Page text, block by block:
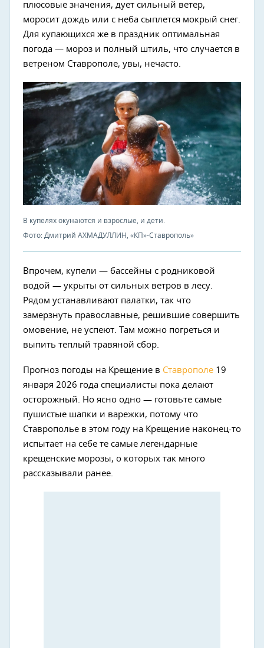
плюсовые значения, дует сильный ветер,
моросит дождь или с неба сыплется мокрый снег.
Для купающихся же в праздник оптимальная
погода — мороз и полный штиль, что случается в
ветреном Ставрополе, увы, нечасто.
В купелях окунаются и взрослые, и дети.
Фото: Дмитрий АХМАДУЛЛИН, «КП»-Ставрополь»
Впрочем, купели — бассейны с родниковой
водой — укрыты от сильных ветров в лесу.
Рядом устанавливают палатки, так что
замерзнуть православные, решившие совершить
омовение, не успеют. Там можно погреться и
выпить теплый травяной сбор.
Прогноз погоды на Крещение в Ставрополе 19
января 2026 года специалисты пока делают
осторожный. Но ясно одно — готовьте самые
пушистые шапки и варежки, потому что
Ставрополье в этом году на Крещение наконец-то
испытает на себе те самые легендарные
крещенские морозы, о которых так много
рассказывали ранее.